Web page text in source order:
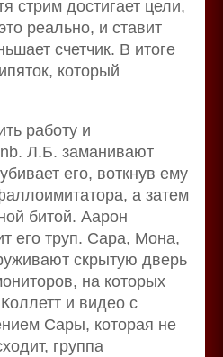
стрим достигает цели,
реально, и ставит
счетчик. В итоге
который
работу и
Л.Б. заманивают
его, воткнув ему
а затем
битой. Аарон
его труп. Сара, Мона,
скрытую дверь
на которых
и видео с
Сары, которая не
группа